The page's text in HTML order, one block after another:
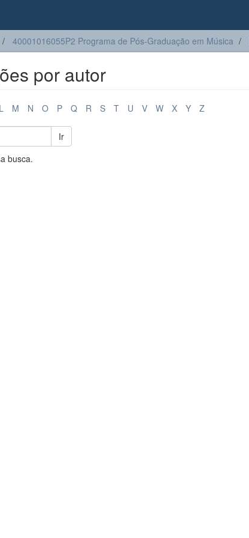
40001016055P2 Programa de Pós-Graduação em Música
por autor
L M N O P Q R S T U V W X Y Z
Ir
busca.